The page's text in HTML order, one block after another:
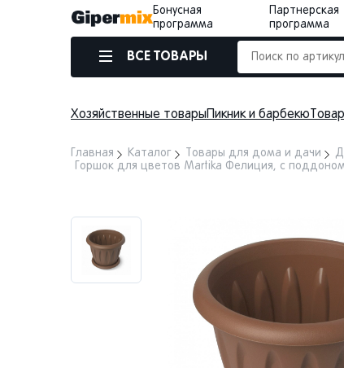
Бонусная
программа
Партнерская
программа
ВСЕ ТОВАРЫ
Хозяйственные товарыПикник и барбекю
Главная Каталог Товары для дома и дачи
Горшок для цветов Martika Фелиция, с